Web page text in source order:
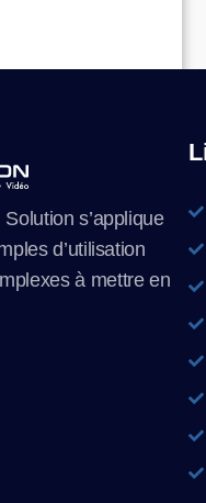
s’applique
d’utilisation
à mettre en